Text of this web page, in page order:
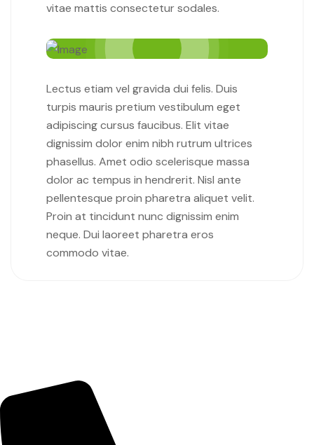
vitae mattis consectetur sodales.
Lectus etiam vel gravida dui felis. Duis
turpis mauris pretium vestibulum eget
adipiscing cursus faucibus. Elit vitae
dignissim dolor enim nibh rutrum ultrices
phasellus. Amet odio scelerisque massa
dolor ac tempus in hendrerit. Nisl ante
pellentesque proin pharetra aliquet velit.
Proin at tincidunt nunc dignissim enim
neque. Dui laoreet pharetra eros
commodo vitae.